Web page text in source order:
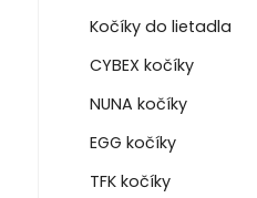
Kočíky do lietadla
CYBEX kočíky
NUNA kočíky
EGG kočíky
TFK kočíky